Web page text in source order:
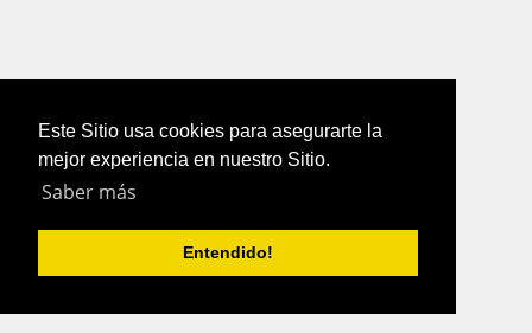
Este Sitio usa cookies para asegurarte la
mejor experiencia en nuestro Sitio.
Saber más
Entendido!